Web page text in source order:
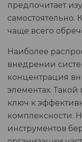
предпочитает
самостоятельно.
чаще всего
Наиболее
внедрении
концентрация
элементах.
ключ к
комплексности.
инструментов